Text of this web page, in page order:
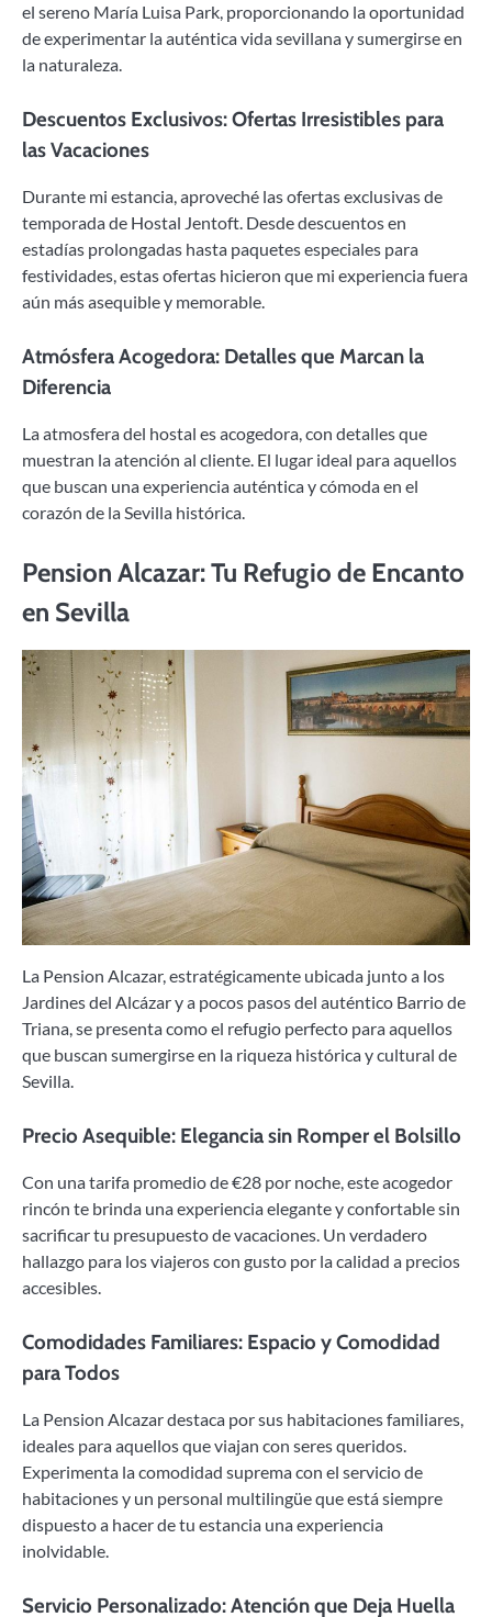
el sereno María Luisa Park, proporcionando la oportunidad
de experimentar la auténtica vida sevillana y sumergirse en
la naturaleza.
Descuentos Exclusivos: Ofertas Irresistibles para
las Vacaciones
Durante mi estancia, aproveché las ofertas exclusivas de
temporada de Hostal Jentoft. Desde descuentos en
estadías prolongadas hasta paquetes especiales para
festividades, estas ofertas hicieron que mi experiencia fuera
aún más asequible y memorable.
Atmósfera Acogedora: Detalles que Marcan la
Diferencia
La atmosfera del hostal es acogedora, con detalles que
muestran la atención al cliente. El lugar ideal para aquellos
que buscan una experiencia auténtica y cómoda en el
corazón de la Sevilla histórica.
Pension Alcazar: Tu Refugio de Encanto
en Sevilla
La Pension Alcazar, estratégicamente ubicada junto a los
Jardines del Alcázar y a pocos pasos del auténtico Barrio de
Triana, se presenta como el refugio perfecto para aquellos
que buscan sumergirse en la riqueza histórica y cultural de
Sevilla.
Precio Asequible: Elegancia sin Romper el Bolsillo
Con una tarifa promedio de €28 por noche, este acogedor
rincón te brinda una experiencia elegante y confortable sin
sacrificar tu presupuesto de vacaciones. Un verdadero
hallazgo para los viajeros con gusto por la calidad a precios
accesibles.
Comodidades Familiares: Espacio y Comodidad
para Todos
La Pension Alcazar destaca por sus habitaciones familiares,
ideales para aquellos que viajan con seres queridos.
Experimenta la comodidad suprema con el servicio de
habitaciones y un personal multilingüe que está siempre
dispuesto a hacer de tu estancia una experiencia
inolvidable.
Servicio Personalizado: Atención que Deja Huella